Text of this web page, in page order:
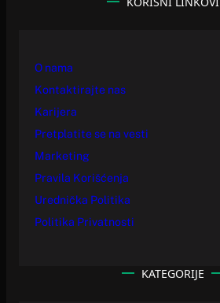
O nama
Kontaktirajte nas
Karijera
Pretplatite se na vesti
Marketing
Pravila Korišćenja
Urednička Politika
Politika Privatnosti
KATEGORIJE